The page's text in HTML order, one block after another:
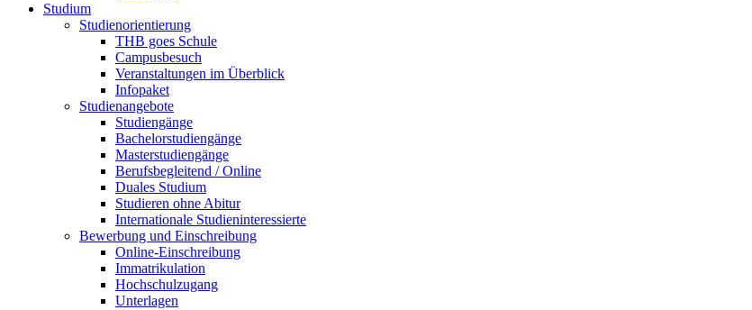
Studium
Studienorientierung
THB goes Schule
Campusbesuch
Veranstaltungen im Überblick
Infopaket
Studienangebote
Studiengänge
Bachelorstudiengänge
Masterstudiengänge
Berufsbegleitend / Online
Duales Studium
Studieren ohne Abitur
Internationale Studieninteressierte
Bewerbung und Einschreibung
Online-Einschreibung
Immatrikulation
Hochschulzugang
Unterlagen